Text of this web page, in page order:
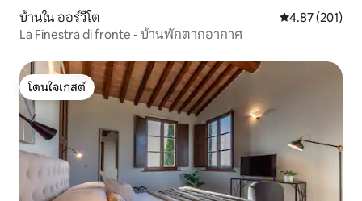
บ้านใน ออร์วีโต คะแนนเฉลี่ย
4.87 (201)
La Finestra di fronte - บ้านพักตากอากาศ
โดนใจเกสต์
โดนใจเกสต์